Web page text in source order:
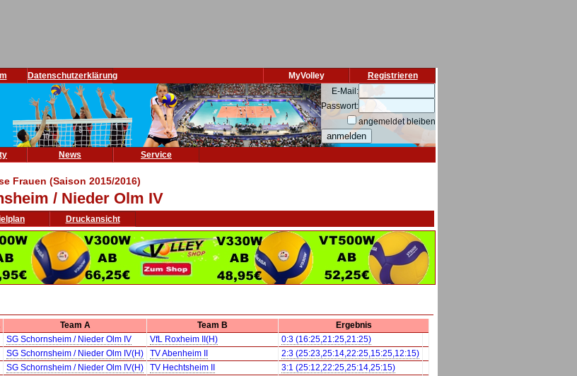
Datenschutzerklärung Registrieren
MyVolley
E-Mail:
Passwort:
angemeldet bleiben
News
Service
Frauen (Saison 2015/2016)
/ Nieder Olm IV
Druckansicht
Team A Team B
Ergebnis
SG Schornsheim / Nieder Olm IV VfL Roxheim II(H)
0:3 (16:25,21:25,21:25)
SG Schornsheim / Nieder Olm IV(H) TV Abenheim II
2:3 (25:23,25:14,22:25,15:25,12:15)
SG Schornsheim / Nieder Olm IV(H) TV Hechtsheim II
3:1 (25:12,22:25,25:14,25:15)